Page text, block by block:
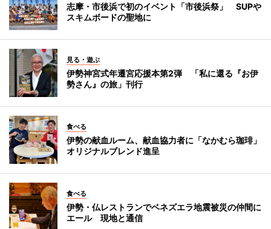
志摩・市後浜で初のイベント「市後浜祭」 SUPや
スキムボードの聖地に
見る・遊ぶ
伊勢神宮式年遷宮応援本第2弾 「私に還る『お伊
勢さん』の旅」刊行
食べる
伊勢の献血ルーム、献血協力者に「なかむら珈琲」
オリジナルブレンド進呈
食べる
伊勢・仏レストランでベネズエラ地震被災の仲間に
エール 現地と通信